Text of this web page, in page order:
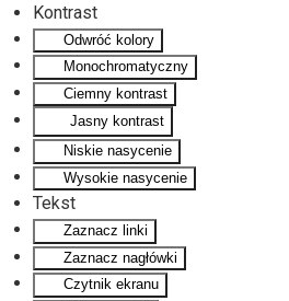
Kontrast
Odwróć kolory
Monochromatyczny
Ciemny kontrast
Jasny kontrast
Niskie nasycenie
Wysokie nasycenie
Tekst
Zaznacz linki
Zaznacz nagłówki
Czytnik ekranu